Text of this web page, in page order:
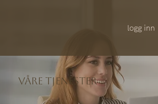
logg inn
VÅRE TJENESTER